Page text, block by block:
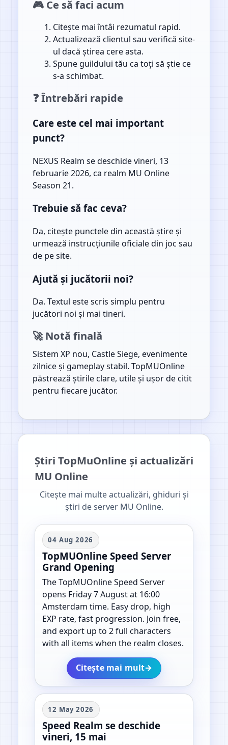
🎮 Ce să faci acum
Citește mai întâi rezumatul rapid.
Actualizează clientul sau verifică site-
ul dacă știrea cere asta.
Spune guildului tău ca toți să știe ce
s-a schimbat.
❓ Întrebări rapide
Care este cel mai important
punct?
NEXUS Realm se deschide vineri, 13
februarie 2026, ca realm MU Online
Season 21.
Trebuie să fac ceva?
Da, citește punctele din această știre și
urmează instrucțiunile oficiale din joc sau
de pe site.
Ajută și jucătorii noi?
Da. Textul este scris simplu pentru
jucători noi și mai tineri.
🚀 Notă finală
Sistem XP nou, Castle Siege, evenimente
zilnice și gameplay stabil. TopMUOnline
păstrează știrile clare, utile și ușor de citit
pentru fiecare jucător.
Știri TopMuOnline și actualizări
MU Online
Citește mai multe actualizări, ghiduri și
știri de server MU Online.
04 Aug 2026
TopMUOnline Speed Server
Grand Opening
The TopMUOnline Speed Server
opens Friday 7 August at 16:00
Amsterdam time. Easy drop, high
EXP rate, fast progression. Join free,
and export up to 2 full characters
with all items when the realm closes.
Citește mai mult→
12 May 2026
Speed Realm se deschide
vineri, 15 mai